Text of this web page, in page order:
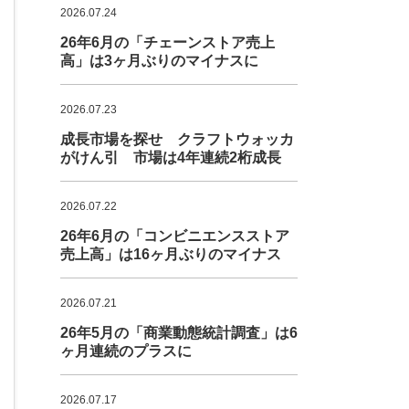
2026.07.24
26年6月の「チェーンストア売上
高」は3ヶ月ぶりのマイナスに
2026.07.23
成長市場を探せ クラフトウォッカ
がけん引 市場は4年連続2桁成長
2026.07.22
26年6月の「コンビニエンスストア
売上高」は16ヶ月ぶりのマイナス
2026.07.21
26年5月の「商業動態統計調査」は6
ヶ月連続のプラスに
2026.07.17